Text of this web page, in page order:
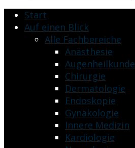
Start
Auf einen Blick
Alle Fachbereiche
Anästhesie
Augenheilkunde
Chirurgie
Dermatologie
Endoskopie
Gynäkologie
Innere Medizin
Kardiologie